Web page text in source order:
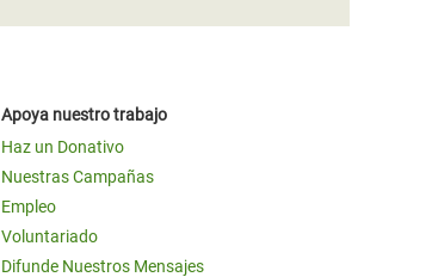
Apoya nuestro trabajo
Haz un Donativo
Nuestras Campañas
Empleo
Voluntariado
Difunde Nuestros Mensajes